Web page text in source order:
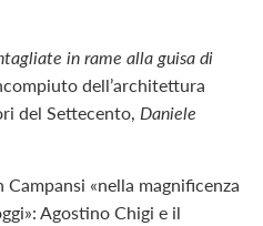
in rame alla guisa di
dell’architettura
del Settecento, Daniele
«nella magnificenza
Agostino Chigi e il